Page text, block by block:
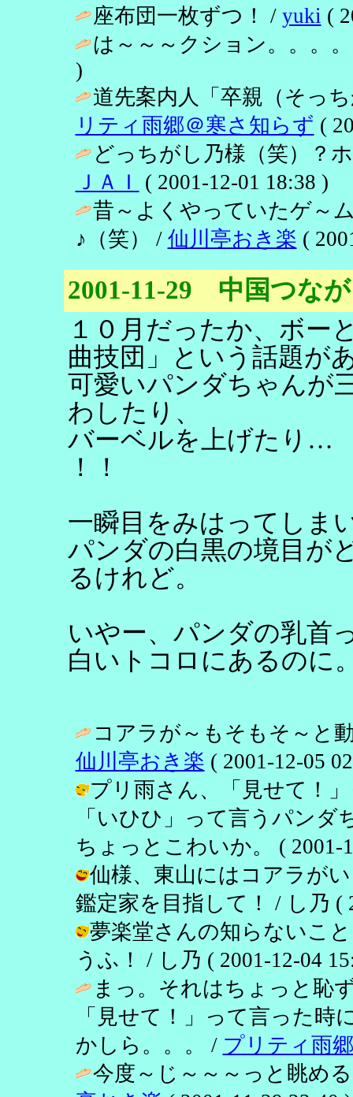
座布団一枚ずつ！ / yuki (
は～～～クション。。。
)
道先案内人「卒親（そっ
リティ雨郷＠寒さ知らず (
どっちがし乃様（笑）？
ＪＡＩ
( 2001-12-01 18:38 )
昔～よくやっていたゲ～
♪（笑） / 仙川亭おき楽 (
2001-11-29 中国つな
１０月だったか、ボー
曲技団」という話題が
可愛いパンダちゃんが
わしたり、
バーベルを上げたり…
！！
一瞬目をみはってしま
パンダの白黒の境目が
るけれど。
いやー、パンダの乳首
白いトコロにあるのに
コアラが～もそもそ～と
仙川亭おき楽 ( 2001-12-05
プリ雨さん、「見せて！
「いひひ」って言うパン
ちょっとこわいか。 ( 2001-
仙様、東山にはコアラが
鑑定家を目指して！ / し乃 (
夢楽堂さんの知らないこ
うふ！ / し乃 ( 2001-12-04
まっ。それはちょっと
「見せて！」って言った
かしら。。。 / プリティ雨郷
今度～じ～～～っと眺め